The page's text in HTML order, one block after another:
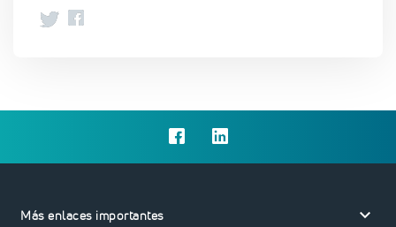
Más enlaces importantes keyboard_arrow_down